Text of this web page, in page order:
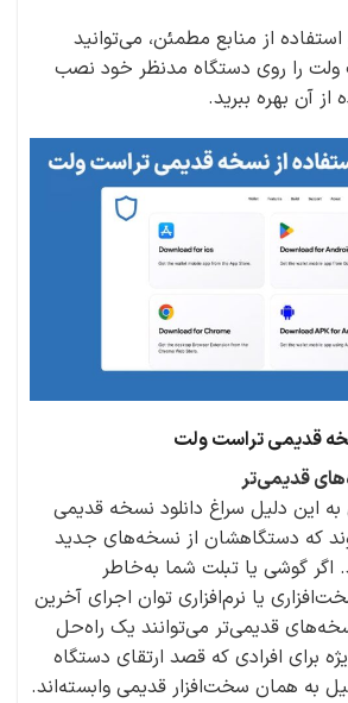
از منابع مطمئن، می‌توانید
را روی دستگاه مدنظر خود نصب
آن بهره ببرید.
قدیمی تراست ولت
قدیمی‌تر
به این دلیل سراغ دانلود نسخه قدیمی
که دستگاهشان از نسخه‌های جدید
اگر گوشی یا تبلت شما به‌خاطر
یا نرم‌افزاری توان اجرای آخرین
قدیمی‌تر می‌توانند یک راه‌حل
برای افرادی که قصد ارتقای دستگاه
به همان سخت‌افزار قدیمی وابسته‌اند.